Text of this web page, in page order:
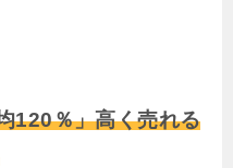
120％」高く売れる